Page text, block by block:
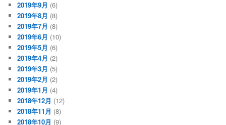
2019年9月 (6)
2019年8月 (8)
2019年7月 (8)
2019年6月 (10)
2019年5月 (6)
2019年4月 (2)
2019年3月 (5)
2019年2月 (2)
2019年1月 (4)
2018年12月 (12)
2018年11月 (8)
2018年10月 (9)